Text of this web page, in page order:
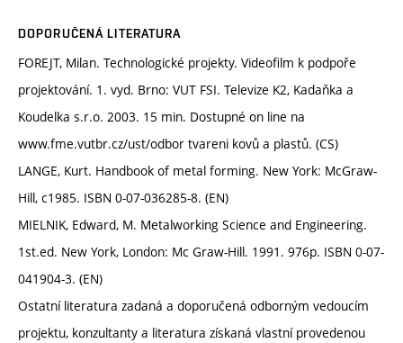
DOPORUČENÁ LITERATURA
FOREJT, Milan. Technologické projekty. Videofilm k podpoře
projektování. 1. vyd. Brno: VUT FSI. Televize K2, Kadaňka a
Koudelka s.r.o. 2003. 15 min. Dostupné on line na
www.fme.vutbr.cz/ust/odbor tvareni kovů a plastů. (CS)
LANGE, Kurt. Handbook of metal forming. New York: McGraw-
Hill, c1985. ISBN 0-07-036285-8. (EN)
MIELNIK, Edward, M. Metalworking Science and Engineering.
1st.ed. New York, London: Mc Graw-Hill. 1991. 976p. ISBN 0-07-
041904-3. (EN)
Ostatní literatura zadaná a doporučená odborným vedoucím
projektu, konzultanty a literatura získaná vlastní provedenou